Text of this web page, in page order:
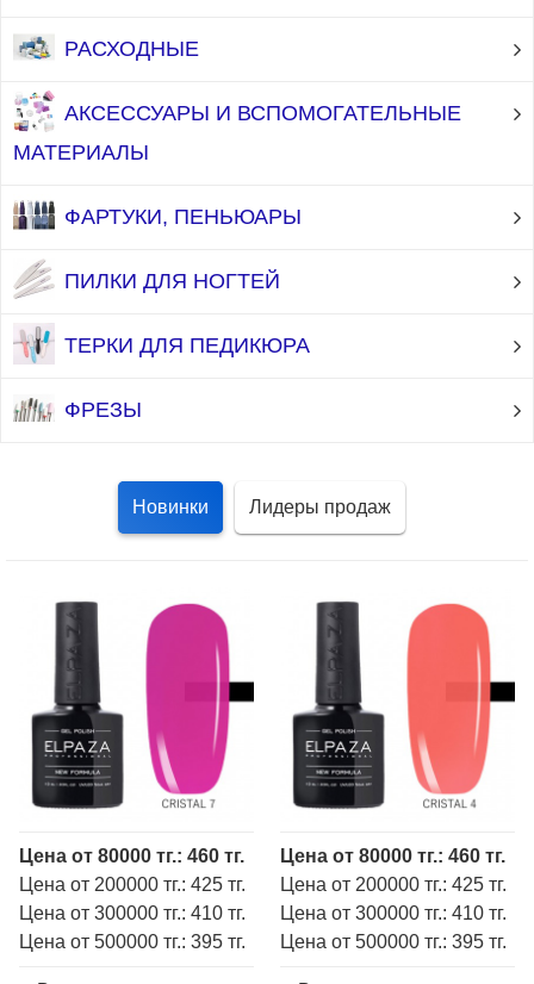
РАСХОДНЫЕ
АКСЕССУАРЫ И ВСПОМОГАТЕЛЬНЫЕ
МАТЕРИАЛЫ
ФАРТУКИ, ПЕНЬЮАРЫ
ПИЛКИ ДЛЯ НОГТЕЙ
ТЕРКИ ДЛЯ ПЕДИКЮРА
ФРЕЗЫ
Новинки Лидеры продаж
Цена от 80000 тг.: 460 тг.
Цена от 200000 тг.: 425 тг.
Цена от 300000 тг.: 410 тг.
Цена от 500000 тг.: 395 тг.
Цена от 80000 тг.: 460 тг.
Цена от 200000 тг.: 425 тг.
Цена от 300000 тг.: 410 тг.
Цена от 500000 тг.: 395 тг.